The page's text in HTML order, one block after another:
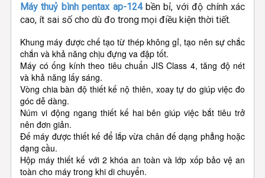
Máy thuỷ bình pentax ap-124bền bỉ, với độ chính xác
cao, ít sai số cho dù đo trong mọi điều kiện thời tiết.
Khung máy được chế tạo từ thép không gỉ, tạo nên sự chắc
chắn và khả năng chịu đựng va đập tốt.
Máy có ống kính theo tiêu chuẩn JIS Class 4, tăng độ nét
và khả năng lấy sáng.
Vòng chia bàn độ thiết kế nộ thiên, xoay tự do giúp việc đo
góc dễ dàng.
Núm vi động ngang thiết kế hai bên giúp việc bắt tiêu trở
nên đơn giản.
Đế máy được thiết kế để lắp vừa chân đế dạng phẳng hoặc
dạng cầu.
Hộp máy thiết kế với 2 khóa an toàn và lớp xốp bảo vệ an
toàn cho máy trong khi di chuyển.